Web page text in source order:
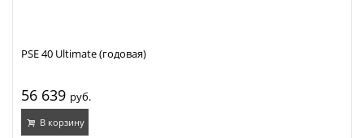
56 639 руб.
В корзину
PSE 40 Ultimate (годовая)